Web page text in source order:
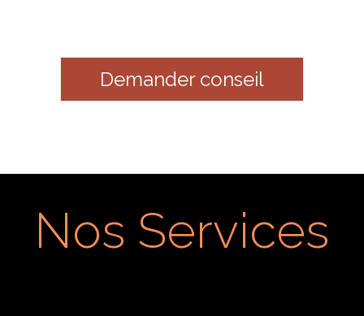
Demander conseil
Nos Services